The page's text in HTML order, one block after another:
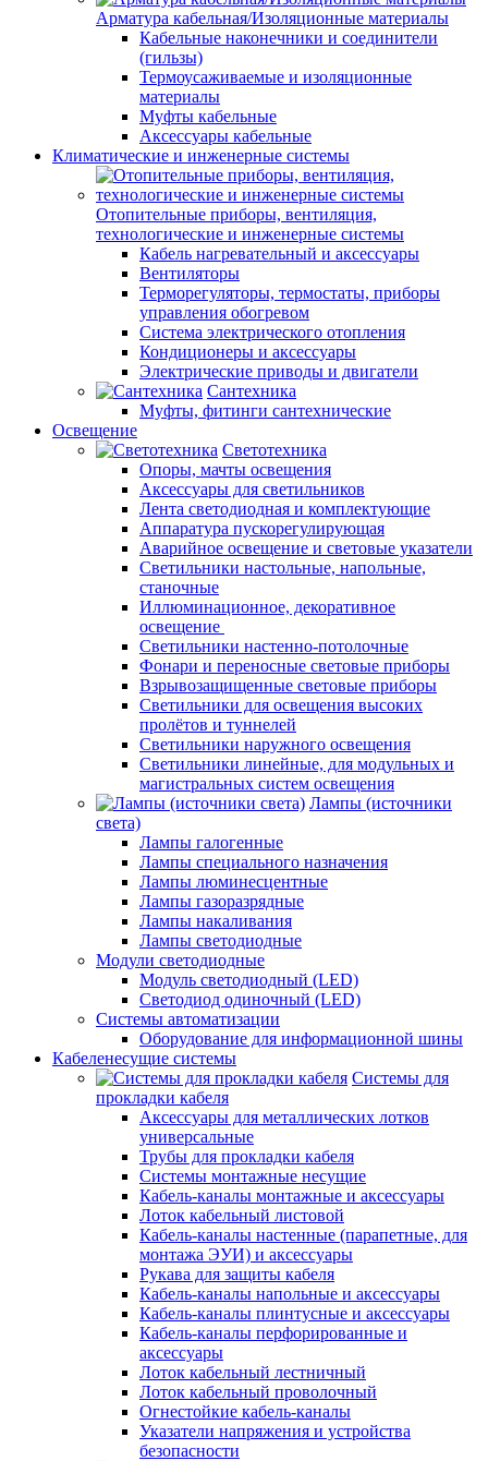
Арматура кабельная/Изоляционные материалы
Кабельные наконечники и соединители
(гильзы)
Термоусаживаемые и изоляционные
материалы
Муфты кабельные
Аксессуары кабельные
Климатические и инженерные системы
Отопительные приборы, вентиляция,
технологические и инженерные системы
Кабель нагревательный и аксессуары
Вентиляторы
Терморегуляторы, термостаты, приборы
управления обогревом
Система электрического отопления
Кондиционеры и аксессуары
Электрические приводы и двигатели
Сантехника
Муфты, фитинги сантехнические
Освещение
Светотехника
Опоры, мачты освещения
Аксессуары для светильников
Лента светодиодная и комплектующие
Аппаратура пускорегулирующая
Аварийное освещение и световые указатели
Светильники настольные, напольные,
станочные
Иллюминационное, декоративное
освещение
Светильники настенно-потолочные
Фонари и переносные световые приборы
Взрывозащищенные световые приборы
Светильники для освещения высоких
пролётов и туннелей
Светильники наружного освещения
Светильники линейные, для модульных и
магистральных систем освещения
Лампы (источники
света)
Лампы галогенные
Лампы специального назначения
Лампы люминесцентные
Лампы газоразрядные
Лампы накаливания
Лампы светодиодные
Модули светодиодные
Модуль светодиодный (LED)
Светодиод одиночный (LED)
Системы автоматизации
Оборудование для информационной шины
Кабеленесущие системы
Системы для
прокладки кабеля
Аксессуары для металлических лотков
универсальные
Трубы для прокладки кабеля
Системы монтажные несущие
Кабель-каналы монтажные и аксессуары
Лоток кабельный листовой
Кабель-каналы настенные (парапетные, для
монтажа ЭУИ) и аксессуары
Рукава для защиты кабеля
Кабель-каналы напольные и аксессуары
Кабель-каналы плинтусные и аксессуары
Кабель-каналы перфорированные и
аксессуары
Лоток кабельный лестничный
Лоток кабельный проволочный
Огнестойкие кабель-каналы
Указатели напряжения и устройства
безопасности